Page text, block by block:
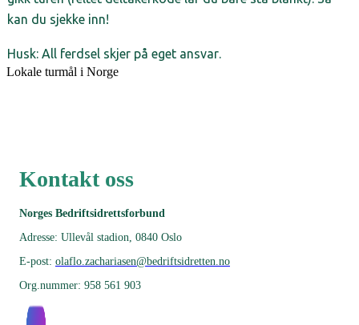
kan du sjekke inn!
Husk: All ferdsel skjer på eget ansvar.
Lokale turmål i Norge
Kontakt oss
Norges Bedriftsidrettsforbund
Adresse: Ullevål stadion, 0840 Oslo
E-post: olaflo.zachariasen@bedriftsidretten.no
Org.nummer: 958 561 903